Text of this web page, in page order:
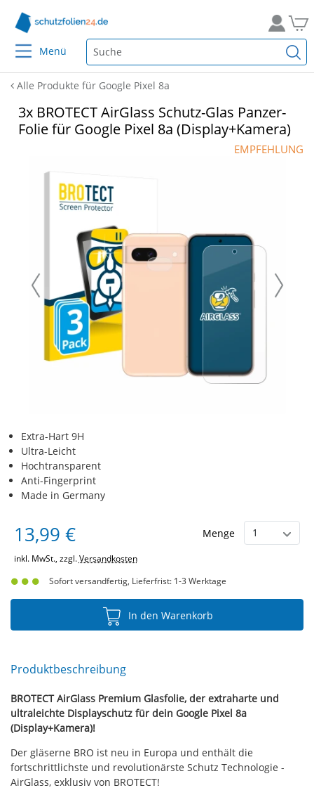
Menü
Alle Produkte für Google Pixel 8a
3x BROTECT AirGlass Schutz-Glas Panzer-
Folie für Google Pixel 8a (Display+Kamera)
EMPFEHLUNG
Extra-Hart 9H
Ultra-Leicht
Hochtransparent
Anti-Fingerprint
Made in Germany
13,99 € Menge
inkl. MwSt., zzgl.Versandkosten
Sofort versandfertig, Lieferfrist: 1-3 Werktage
In den Warenkorb
Produktbeschreibung
BROTECT AirGlass Premium Glasfolie, der extraharte und
ultraleichte Displayschutz für dein Google Pixel 8a
(Display+Kamera)!
Der gläserne BRO ist neu in Europa und enthält die
fortschrittlichste und revolutionärste Schutz Technologie -
AirGlass, exklusiv von BROTECT!